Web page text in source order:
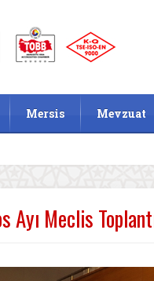
Mersis Mevzuat
Ayı Meclis